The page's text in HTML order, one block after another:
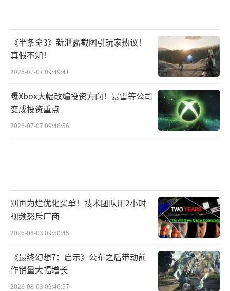
《半条命3》新泄露截图引玩家热议！
真假不知！
2026-07-07 09:49:41
曝Xbox大幅改编投资方向！暴雪等公司
变成投资重点
2026-07-07 09:46:56
别再为烂优化买单！技术团队用2小时
视频怒斥厂商
2026-08-03 09:50:45
《最终幻想7：启示》公布之后带动前
作销量大幅增长
2026-08-03 09:46:57